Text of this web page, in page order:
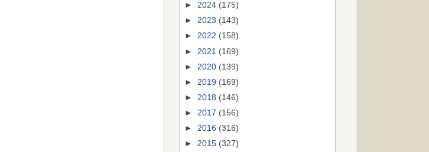
► 2024 (175)
► 2023 (143)
► 2022 (158)
► 2021 (169)
► 2020 (139)
► 2019 (169)
► 2018 (146)
► 2017 (156)
► 2016 (316)
► 2015 (327)